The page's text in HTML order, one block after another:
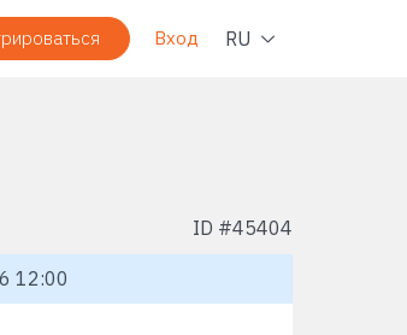
Вход RU
ID #45404
12:00